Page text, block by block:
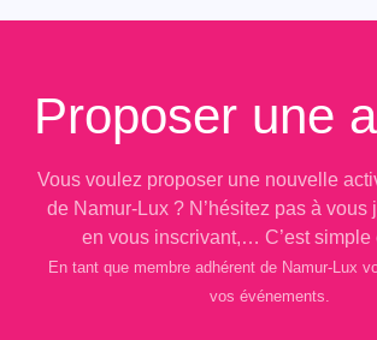
Proposer une
Vous voulez proposer une nouvelle
de Namur-Lux ? N’hésitez pas à vous
en vous inscrivant,… C’est simple
En tant que membre adhérent de Namur-Lux
vos événements.